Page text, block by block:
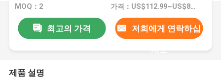
MOQ：2 가격：US$112.99~US$82.99
최고의 가격 저희에게 연락하십
시오
제품 설명